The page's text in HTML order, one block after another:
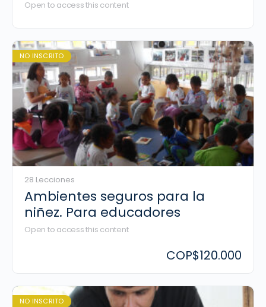
Open to access this content
NO INSCRITO
28 Lecciones
Ambientes seguros para la
niñez. Para educadores
Open to access this content
COP$120.000
NO INSCRITO